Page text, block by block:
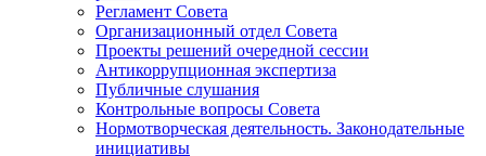
Регламент Совета
Организационный отдел Совета
Проекты решений очередной сессии
Антикоррупционная экспертиза
Публичные слушания
Контрольные вопросы Совета
Нормотворческая деятельность. Законодательные
инициативы